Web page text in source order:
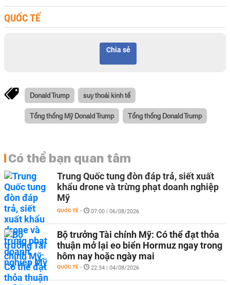
QUỐC TẾ
Chia sẻ
Donald Trump suy thoái kinh tế
Tổng thống Mỹ Donald Trump Tổng thống Donald Trump
Có thể bạn quan tâm
Trung Quốc tung đòn đáp trả, siết xuất
khẩu drone và trừng phạt doanh nghiệp
Mỹ
QUỐC TẾ - 07:00 | 06/08/2026
Bộ trưởng Tài chính Mỹ: Có thể đạt thỏa
thuận mở lại eo biển Hormuz ngay trong
hôm nay hoặc ngày mai
QUỐC TẾ - 22:34 | 04/08/2026